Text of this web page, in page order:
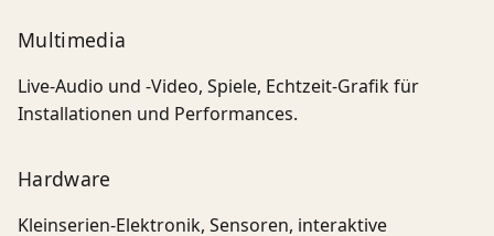
Multimedia
Live-Audio und -Video, Spiele, Echtzeit-Grafik für
Installationen und Performances.
Hardware
Kleinserien-Elektronik, Sensoren, interaktive